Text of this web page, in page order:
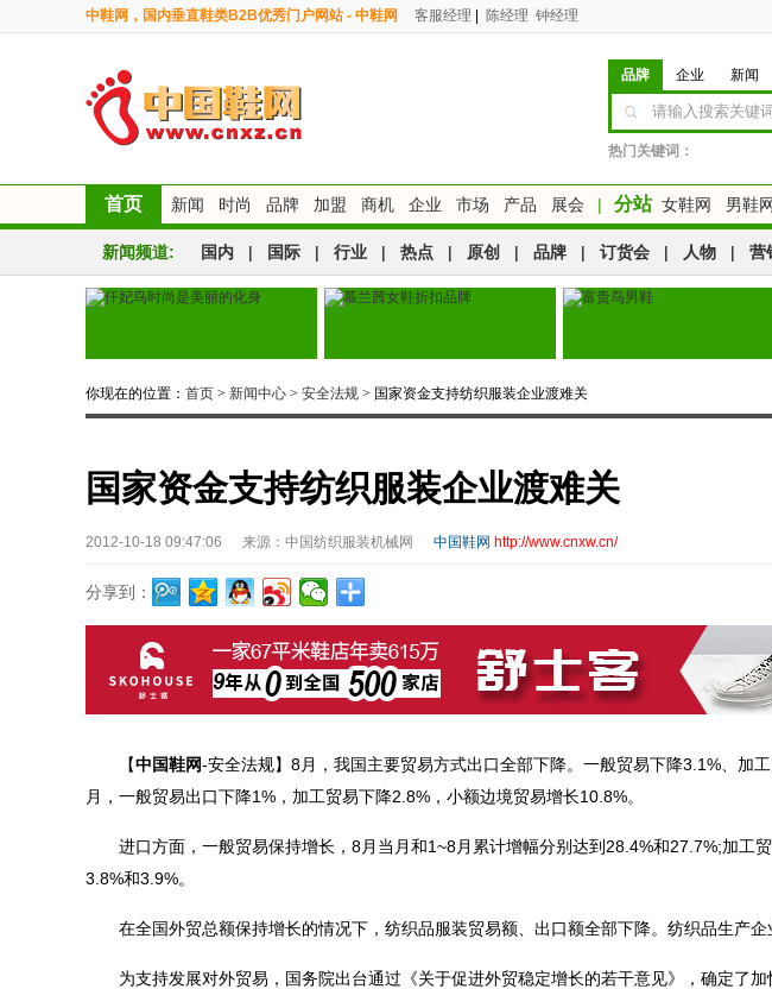
中鞋网，国内垂直鞋类B2B优秀门户网站 - 中鞋网 客服经理 陈经理 钟经理
品牌 企业 新闻
热门关键词：
首页 新闻 时尚 品牌 加盟 商机 企业 市场 产品 展会 | 分站 女鞋网 男鞋网
新闻频道: 国内 | 国际 | 行业 | 热点 | 原创 | 品牌 | 订货会 | 人物 | 营
你现在的位置： 首页 > 新闻中心 > 安全法规 > 国家资金支持纺织服装企业渡难关
国家资金支持纺织服装企业渡难关
2012-10-18 09:47:06 来源：中国纺织服装机械网 中国鞋网 http://www.cnxw.cn/
分享到：
【中国鞋网-安全法规】8月，我国主要贸易方式出口全部下降。一般贸易下降3.1%、加
月，一般贸易出口下降1%，加工贸易下降2.8%，小额边境贸易增长10.8%。
进口方面，一般贸易保持增长，8月当月和1~8月累计增幅分别达到28.4%和27.7%;加工
3.8%和3.9%。
在全国外贸总额保持增长的情况下，纺织品服装贸易额、出口额全部下降。纺织品生产企
为支持发展对外贸易，国务院出台通过《关于促进外贸稳定增长的若干意见》，确定了加